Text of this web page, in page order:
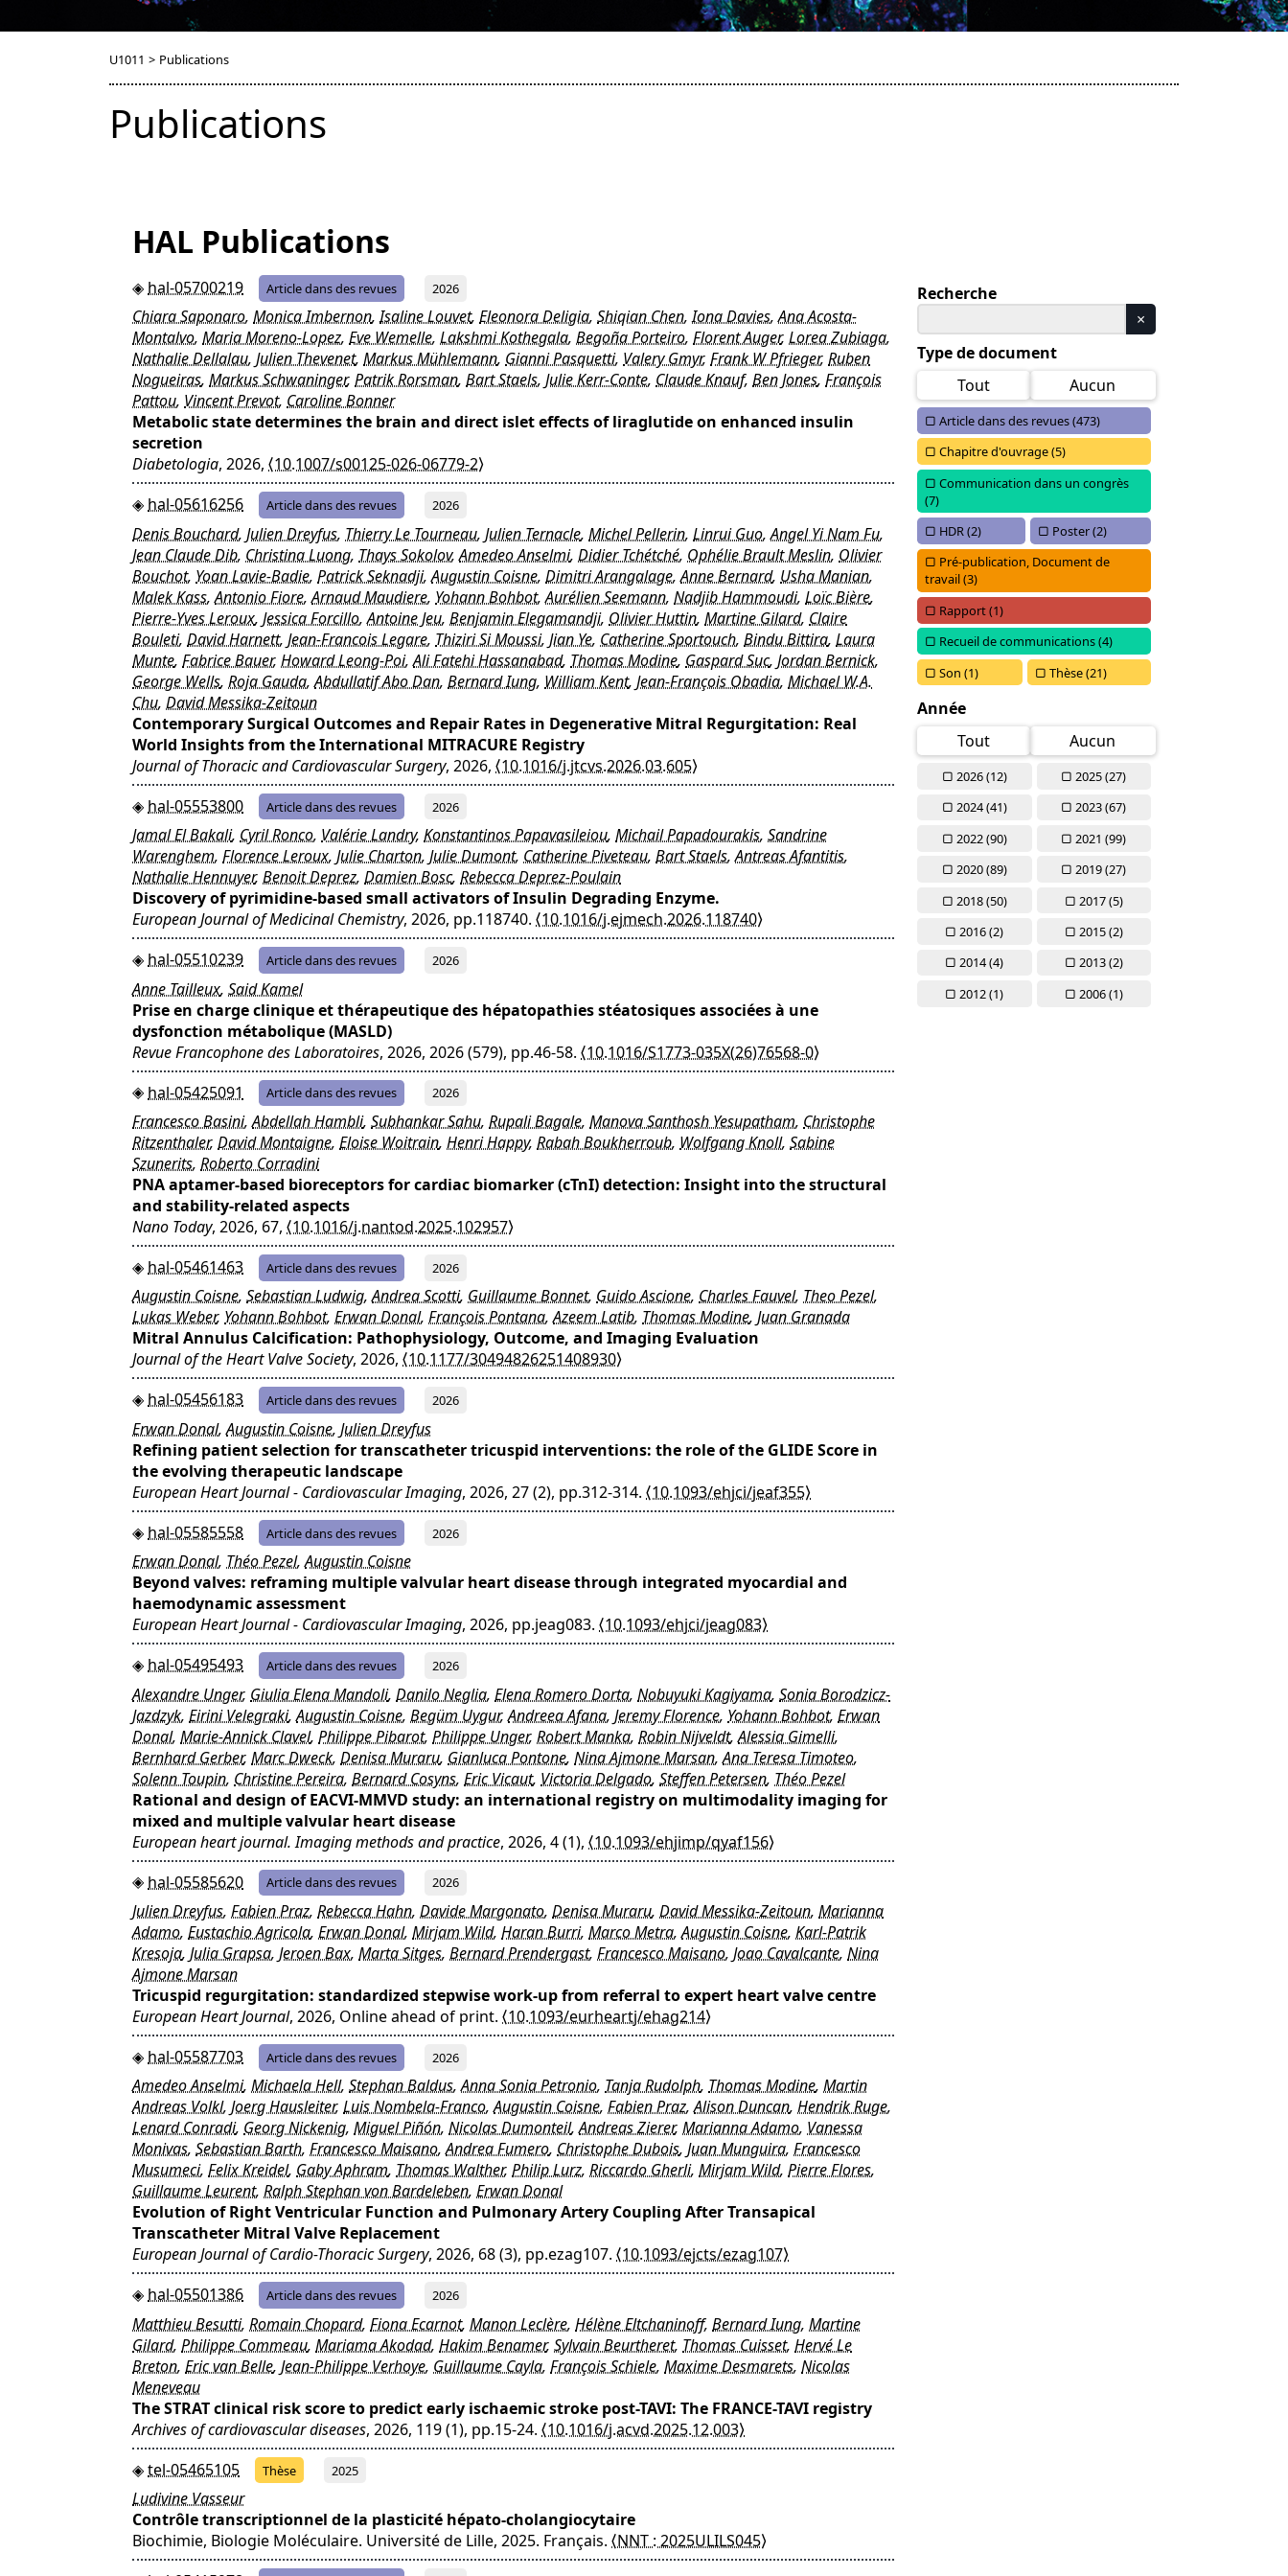
U1011 > Publications
Publications
HAL Publications
hal-05700219 Article dans des revues 2026
Chiara Saponaro, Monica Imbernon,Isaline Louvet, Eleonora Deligia, Shiqian Chen,Iona Davies,Ana Acosta-
Montalvo, Maria Moreno-Lopez, Eve Wemelle, Lakshmi Kothegala, Begoña Porteiro, Florent Auger, Lorea Zubiaga,
Nathalie Dellalau, Julien Thevenet, Markus Mühlemann, Gianni Pasquetti, Valery Gmyr, Frank W Pfrieger, Ruben
Nogueiras, Markus Schwaninger, Patrik Rorsman, Bart Staels, Julie Kerr-Conte, Claude Knauf, Ben Jones, François
Pattou, Vincent Prevot, Caroline Bonner
Metabolic state determines the brain and direct islet effects of liraglutide on enhanced insulin
secretion
Diabetologia, 2026, ⟨10.1007/s00125-026-06779-2⟩
hal-05616256
Article dans des revues 2026
Denis Bouchard, Julien Dreyfus, Thierry Le Tourneau, Julien Ternacle, Michel Pellerin, Linrui Guo,Angel Yi Nam Fu,
Jean Claude Dib, Christina Luong, Thays Sokolov,Amedeo Anselmi, Didier Tchétché, Ophélie Brault Meslin, Olivier
Bouchot, Yoan Lavie-Badie, Patrick Seknadji,Augustin Coisne, Dimitri Arangalage,Anne Bernard, Usha Manian,
Malek Kass,Antonio Fiore,Arnaud Maudiere, Yohann Bohbot,Aurélien Seemann, Nadjib Hammoudi, Loïc Bière,
Pierre-Yves Leroux, Jessica Forcillo,Antoine Jeu, Benjamin Elegamandji, Olivier Huttin, Martine Gilard, Claire
Bouleti, David Harnett, Jean-Francois Legare, Thiziri Si Moussi, Jian Ye, Catherine Sportouch, Bindu Bittira, Laura
Munte, Fabrice Bauer, Howard Leong-Poi,Ali Fatehi Hassanabad, Thomas Modine, Gaspard Suc, Jordan Bernick,
George Wells, Roja Gauda,Abdullatif Abo Dan, Bernard Iung, William Kent, Jean-François Obadia, Michael W.A.
Chu, David Messika-Zeitoun
Contemporary Surgical Outcomes and Repair Rates in Degenerative Mitral Regurgitation: Real
World Insights from the International MITRACURE Registry
Journal of Thoracic and Cardiovascular Surgery, 2026, ⟨10.1016/j.jtcvs.2026.03.605⟩
hal-05553800
Article dans des revues 2026
Jamal El Bakali, Cyril Ronco, Valérie Landry, Konstantinos Papavasileiou, Michail Papadourakis, Sandrine
Warenghem, Florence Leroux, Julie Charton, Julie Dumont, Catherine Piveteau, Bart Staels,Antreas Afantitis,
Nathalie Hennuyer, Benoit Deprez, Damien Bosc, Rebecca Deprez-Poulain
Discovery of pyrimidine-based small activators of Insulin Degrading Enzyme.
European Journal of Medicinal Chemistry, 2026, pp.118740. ⟨10.1016/j.ejmech.2026.118740⟩
hal-05510239
Article dans des revues 2026
Anne Tailleux, Said Kamel
Prise en charge clinique et thérapeutique des hépatopathies stéatosiques associées à une
dysfonction métabolique (MASLD)
Revue Francophone des Laboratoires, 2026, 2026 (579), pp.46-58. ⟨10.1016/S1773-035X(26)76568-0⟩
hal-05425091
Article dans des revues 2026
Francesco Basini,Abdellah Hambli, Subhankar Sahu, Rupali Bagale, Manova Santhosh Yesupatham, Christophe
Ritzenthaler, David Montaigne, Eloise Woitrain, Henri Happy, Rabah Boukherroub, Wolfgang Knoll, Sabine
Szunerits, Roberto Corradini
PNA aptamer-based bioreceptors for cardiac biomarker (cTnI) detection: Insight into the structural
and stability-related aspects
Nano Today, 2026, 67, ⟨10.1016/j.nantod.2025.102957⟩
hal-05461463
Article dans des revues 2026
Augustin Coisne, Sebastian Ludwig,Andrea Scotti, Guillaume Bonnet, Guido Ascione, Charles Fauvel, Theo Pezel,
Lukas Weber, Yohann Bohbot, Erwan Donal, François Pontana,Azeem Latib, Thomas Modine, Juan Granada
Mitral Annulus Calcification: Pathophysiology, Outcome, and Imaging Evaluation
Journal of the Heart Valve Society, 2026, ⟨10.1177/30494826251408930⟩
hal-05456183
Article dans des revues 2026
Erwan Donal,Augustin Coisne, Julien Dreyfus
Refining patient selection for transcatheter tricuspid interventions: the role of the GLIDE Score in
the evolving therapeutic landscape
European Heart Journal - Cardiovascular Imaging, 2026, 27 (2), pp.312-314. ⟨10.1093/ehjci/jeaf355⟩
hal-05585558
Article dans des revues 2026
Erwan Donal, Théo Pezel,Augustin Coisne
Beyond valves: reframing multiple valvular heart disease through integrated myocardial and
haemodynamic assessment
European Heart Journal - Cardiovascular Imaging, 2026, pp.jeag083. ⟨10.1093/ehjci/jeag083⟩
hal-05495493
Article dans des revues 2026
Alexandre Unger, Giulia Elena Mandoli, Danilo Neglia, Elena Romero Dorta, Nobuyuki Kagiyama, Sonia Borodzicz-
Jazdzyk, Eirini Velegraki,Augustin Coisne, Begüm Uygur,Andreea Afana, Jeremy Florence, Yohann Bohbot, Erwan
Donal, Marie-Annick Clavel, Philippe Pibarot, Philippe Unger, Robert Manka, Robin Nijveldt,Alessia Gimelli,
Bernhard Gerber, Marc Dweck, Denisa Muraru, Gianluca Pontone, Nina Ajmone Marsan,Ana Teresa Timoteo,
Solenn Toupin, Christine Pereira, Bernard Cosyns, Eric Vicaut, Victoria Delgado, Steffen Petersen, Théo Pezel
Rational and design of EACVI-MMVD study: an international registry on multimodality imaging for
mixed and multiple valvular heart disease
European heart journal. Imaging methods and practice, 2026, 4 (1), ⟨10.1093/ehjimp/qyaf156⟩
hal-05585620
Article dans des revues 2026
Julien Dreyfus, Fabien Praz, Rebecca Hahn, Davide Margonato, Denisa Muraru, David Messika-Zeitoun, Marianna
Adamo, Eustachio Agricola, Erwan Donal, Mirjam Wild, Haran Burri, Marco Metra,Augustin Coisne, Karl-Patrik
Kresoja, Julia Grapsa, Jeroen Bax, Marta Sitges, Bernard Prendergast, Francesco Maisano, Joao Cavalcante, Nina
Ajmone Marsan
Tricuspid regurgitation: standardized stepwise work-up from referral to expert heart valve centre
European Heart Journal, 2026, Online ahead of print. ⟨10.1093/eurheartj/ehag214⟩
hal-05587703
Article dans des revues 2026
Amedeo Anselmi, Michaela Hell, Stephan Baldus,Anna Sonia Petronio, Tanja Rudolph, Thomas Modine, Martin
Andreas Volkl, Joerg Hausleiter, Luis Nombela-Franco,Augustin Coisne, Fabien Praz,Alison Duncan, Hendrik Ruge,
Lenard Conradi, Georg Nickenig, Miguel Piñón, Nicolas Dumonteil,Andreas Zierer, Marianna Adamo, Vanessa
Monivas, Sebastian Barth, Francesco Maisano,Andrea Fumero, Christophe Dubois, Juan Munguira, Francesco
Musumeci, Felix Kreidel, Gaby Aphram, Thomas Walther, Philip Lurz, Riccardo Gherli, Mirjam Wild, Pierre Flores,
Guillaume Leurent, Ralph Stephan von Bardeleben, Erwan Donal
Evolution of Right Ventricular Function and Pulmonary Artery Coupling After Transapical
Transcatheter Mitral Valve Replacement
European Journal of Cardio-Thoracic Surgery, 2026, 68 (3), pp.ezag107. ⟨10.1093/ejcts/ezag107⟩
hal-05501386
Article dans des revues 2026
Matthieu Besutti, Romain Chopard, Fiona Ecarnot, Manon Leclère, Hélène Eltchaninoff, Bernard Iung, Martine
Gilard, Philippe Commeau, Mariama Akodad, Hakim Benamer, Sylvain Beurtheret, Thomas Cuisset, Hervé Le
Breton, Eric van Belle, Jean-Philippe Verhoye, Guillaume Cayla, François Schiele, Maxime Desmarets, Nicolas
Meneveau
The STRAT clinical risk score to predict early ischaemic stroke post-TAVI: The FRANCE-TAVI registry
Archives of cardiovascular diseases, 2026, 119 (1), pp.15-24. ⟨10.1016/j.acvd.2025.12.003⟩
tel-05465105
Thèse 2025
Ludivine Vasseur
Contrôle transcriptionnel de la plasticité hépato-cholangiocytaire
Biochimie, Biologie Moléculaire. Université de Lille, 2025. Français. ⟨NNT : 2025ULILS045⟩
Recherche
Type de document
Tout
Aucun
Article dans des revues (473)
Chapitre d'ouvrage (5)
Communication dans un congrès
(7)
HDR (2) Poster (2)
Pré-publication, Document de
travail (3)
Rapport (1)
Recueil de communications (4)
Son (1) Thèse (21)
Année
Tout
Aucun
2026 (12) 2025 (27)
2024 (41) 2023 (67)
2022 (90) 2021 (99)
2020 (89) 2019 (27)
2018 (50) 2017 (5)
2016 (2) 2015 (2)
2014 (4) 2013 (2)
2012 (1) 2006 (1)